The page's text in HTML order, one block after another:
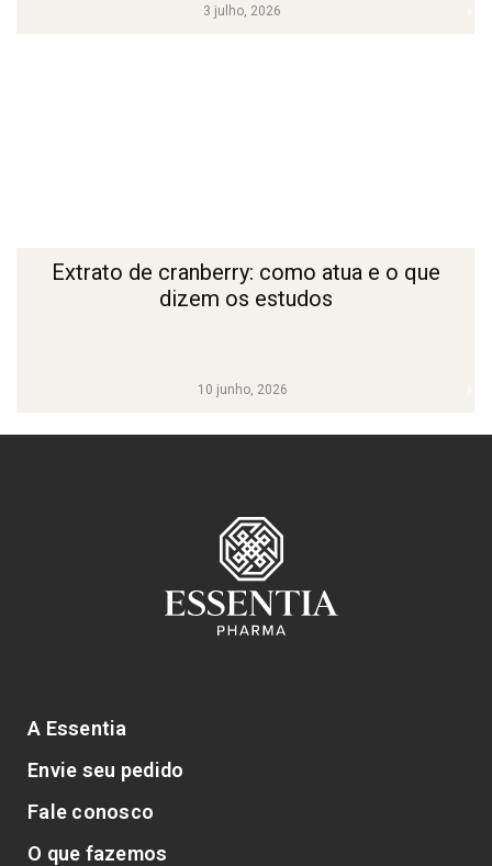
3 julho, 2026
10 junho, 2026
Extrato de cranberry: como atua e o que
dizem os estudos
A Essentia
Envie seu pedido
Fale conosco
O que fazemos